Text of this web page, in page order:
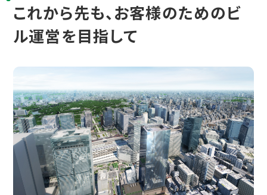
これから先も、お客様のためのビ
ル運営を目指して